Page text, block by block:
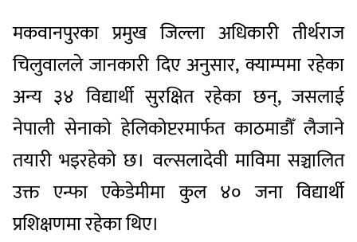
मकवानपुरका प्रमुख जिल्ला अधिकारी तीर्थराज
चिलुवालले जानकारी दिए अनुसार, क्याम्पमा रहेका
अन्य ३४ विद्यार्थी सुरक्षित रहेका छन्, जसलाई
नेपाली सेनाको हेलिकोप्टरमार्फत काठमाडौँ लैजाने
तयारी भइरहेको छ। वल्सलादेवी माविमा सञ्चालित
उक्त एन्फा एकेडेमीमा कुल ४० जना विद्यार्थी
प्रशिक्षणमा रहेका थिए।